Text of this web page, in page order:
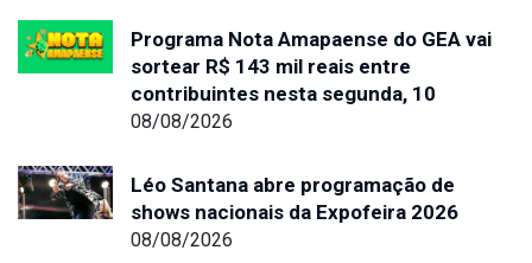
Programa Nota Amapaense do GEA vai
sortear R$ 143 mil reais entre
contribuintes nesta segunda, 10
08/08/2026
Léo Santana abre programação de
shows nacionais da Expofeira 2026
08/08/2026